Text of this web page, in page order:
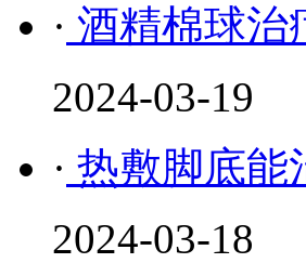
· 酒精棉球治
2024-03-19
· 热敷脚底能
2024-03-18